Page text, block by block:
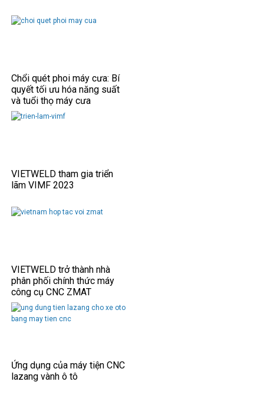
Chổi quét phoi máy cưa: Bí
quyết tối ưu hóa năng suất
và tuổi thọ máy cưa
VIETWELD tham gia triển
lãm VIMF 2023
VIETWELD trở thành nhà
phân phối chính thức máy
công cụ CNC ZMAT
Ứng dụng của máy tiện CNC
lazang vành ô tô